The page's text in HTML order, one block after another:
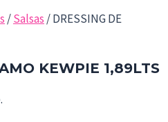
/Salsas / DRESSING DE
KEWPIE 1,89LTS